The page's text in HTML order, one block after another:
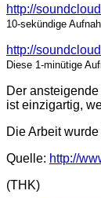
http://
10-sekündige
http://
Diese 1-minütige
Der
ist einzigartig,
Die Arbeit
Quelle: http://
(THK)